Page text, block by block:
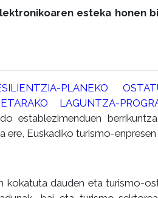
esteka honen
PLANEKO
LAGUNTZA-
establezimenduen
Euskadiko turismo-
dauden eta turismo-